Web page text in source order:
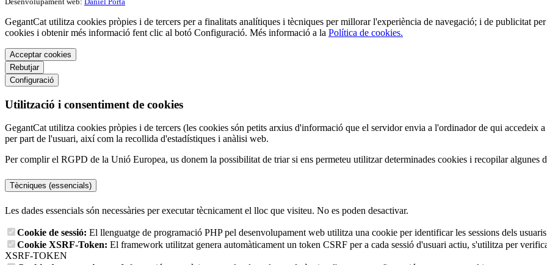
GegantCat utilitza cookies pròpies i de tercers per a finalitats analítiques i tècniques per millorar l'experiència de navegació; i de publicitat
cookies i obtenir més informació fent clic al botó Configuració. Més informació a la Política de cookies.
Acceptar cookies
Rebutjar
Configuració
Utilització i consentiment de cookies
GegantCat utilitza cookies pròpies i de tercers (les cookies són petits arxius d'informació que el servidor envia a l'ordinador de qui
per part de l'usuari, així com la recollida d'estadístiques i anàlisi web.
Per complir el RGPD de la Unió Europea, us donem la possibilitat de triar si ens permeteu utilitzar determinades cookies i recopilar algunes
Tècniques (essencials)
Les dades essencials són necessàries per executar tècnicament el lloc que visiteu. No es poden desactivar.
Cookie de sessió: El llenguatge de programació PHP pel desenvolupament web utilitza una cookie per identificar les sessions dels
Cookie XSRF-Token: El framework utilitzat genera automàticament un token CSRF per a cada sessió d'usuari actiu, s'utilitza per
XSRF-TOKEN